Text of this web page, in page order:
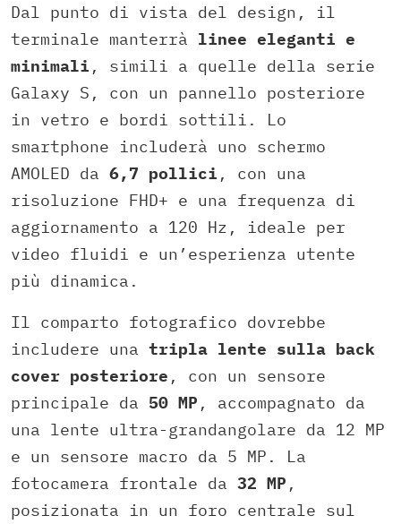
Dal punto di vista del design, il
terminale manterrà linee eleganti e
minimali , simili a quelle della serie
Galaxy S, con un pannello posteriore
in vetro e bordi sottili. Lo
smartphone includerà uno schermo
AMOLED da 6,7 pollici , con una
risoluzione FHD+ e una frequenza di
aggiornamento a 120 Hz, ideale per
video fluidi e un’esperienza utente
più dinamica.
Il comparto fotografico dovrebbe
includere una tripla lente sulla back
cover posteriore , con un sensore
principale da 50 MP , accompagnato da
una lente ultra-grandangolare da 12 MP
e un sensore macro da 5 MP. La
fotocamera frontale da 32 MP ,
posizionata in un foro centrale sul